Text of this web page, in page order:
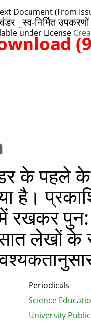
Document (From
_स्‍व-निर्मित
under License
के पहले के
है।
रखकर
लेखों के
Periodicals
Science
University